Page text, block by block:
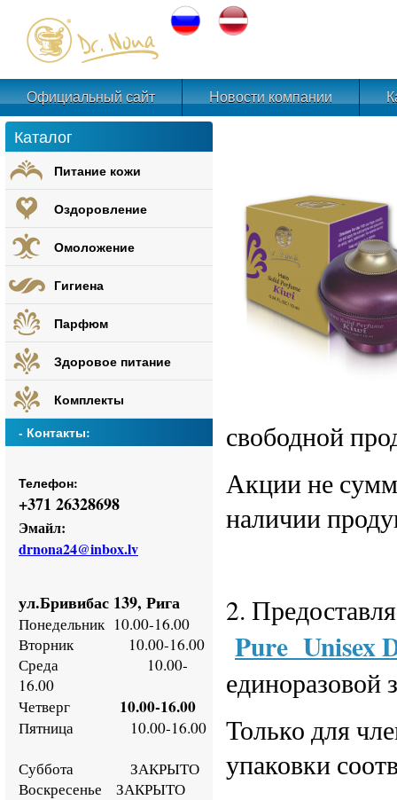
Официальный сайт Новости компании
свободной
Акции не
наличии
2.
Pure Unisex
единоразовой
Только для
упаковки
Каталог
Питание кожи
Оздоровление
Омоложение
Гигиена
Парфюм
Здоровое питание
Комплекты
- Контакты:
Телефон:
+371 26328698
Эмайл:
drnona24@inbox.lv
ул.Бривибас 139, Рига
Понедельник 10.00-16.00
Вторник 10.00-16.00
Среда 10.00-
16.00
Четверг 10.00-16.00
Пятница 10.00-16.00
Суббота ЗАКРЫТО
Воскресенье ЗАКРЫТО